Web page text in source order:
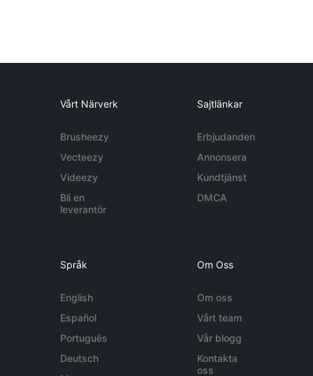
Vårt Närverk
Brusheezy
Vecteezy
Videezy
Bli en
leverantör
Sajtlänkar
Erbjudanden
Annonsera
Kundtjänst
DMCA
Språk
English
Español
Português
Deutsch
Om Oss
Om oss
Vårt team
Vår blogg
Kontakta
oss